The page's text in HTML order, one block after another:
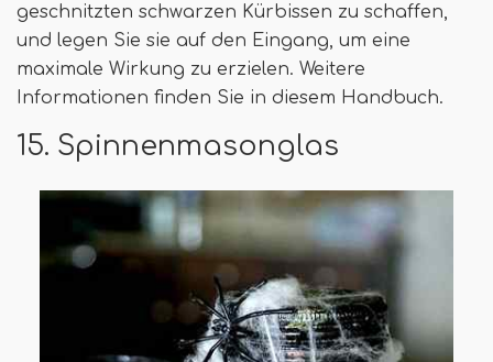
geschnitzten schwarzen Kürbissen zu schaffen,
und legen Sie sie auf den Eingang, um eine
maximale Wirkung zu erzielen. Weitere
Informationen finden Sie in diesem Handbuch.
15. Spinnenmasonglas